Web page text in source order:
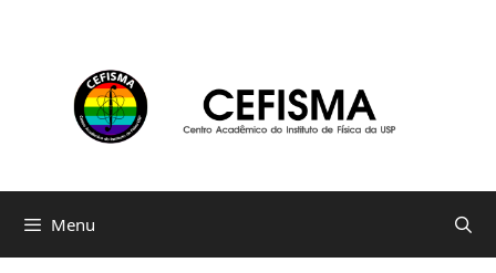
conteúdo
Menu